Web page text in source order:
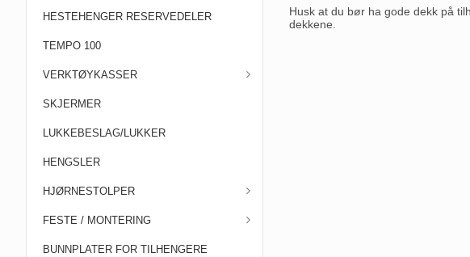
HESTEHENGER RESERVEDELER
TEMPO 100
VERKTØYKASSER
SKJERMER
LUKKEBESLAG/LUKKER
HENGSLER
HJØRNESTOLPER
FESTE / MONTERING
BUNNPLATER FOR TILHENGERE
Husk at du bør ha gode dekk på
dekkene.